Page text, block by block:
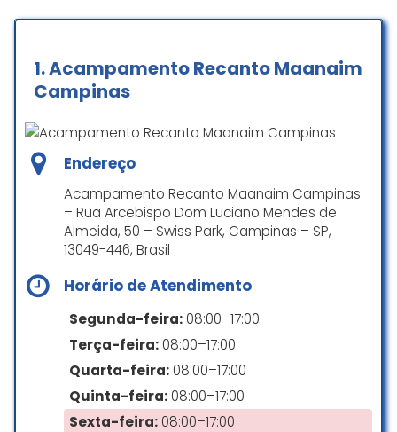
1.Acampamento Recanto Maanaim
Campinas
Endereço
Acampamento Recanto Maanaim Campinas
– Rua Arcebispo Dom Luciano Mendes de
Almeida, 50 – Swiss Park, Campinas – SP,
13049-446, Brasil
Horário de Atendimento
Segunda-feira: 08:00–17:00
Terça-feira: 08:00–17:00
Quarta-feira: 08:00–17:00
Quinta-feira: 08:00–17:00
Sexta-feira: 08:00–17:00